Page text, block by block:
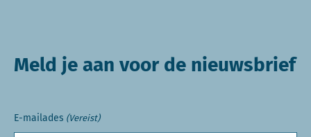
Meld je aan voor de nieuwsbrief
E-mailades (Vereist)